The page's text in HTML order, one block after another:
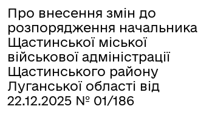
Про внесення змін до
розпорядження начальника
Щастинської міської
військової адміністрації
Щастинського району
Луганської області від
22.12.2025 № 01/186